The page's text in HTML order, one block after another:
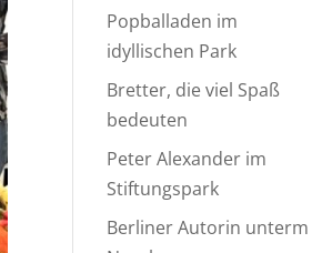
Popballaden im
idyllischen Park
Bretter, die viel Spaß
bedeuten
Peter Alexander im
Stiftungspark
Berliner Autorin unterm